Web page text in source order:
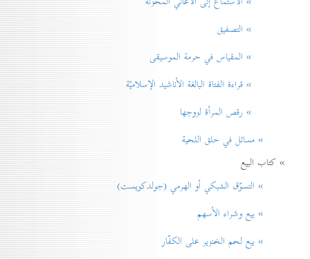
» التصفيق
» المقياس في حرمة الموسيقی
» قراءة الفتاة البالغة الأناشيد الإسلاميّة
» رقص المرأة لزوجها
» مسائل في حلق اللحية
» كتاب البيع
» التسوّق الشبكي أو الهرمي (جولدكويست)
» بيع وشراء الأسهم
» بيع لحم الخنزير علی الكفّار